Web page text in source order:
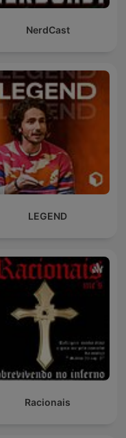
NerdCast
LEGEND
Racionais